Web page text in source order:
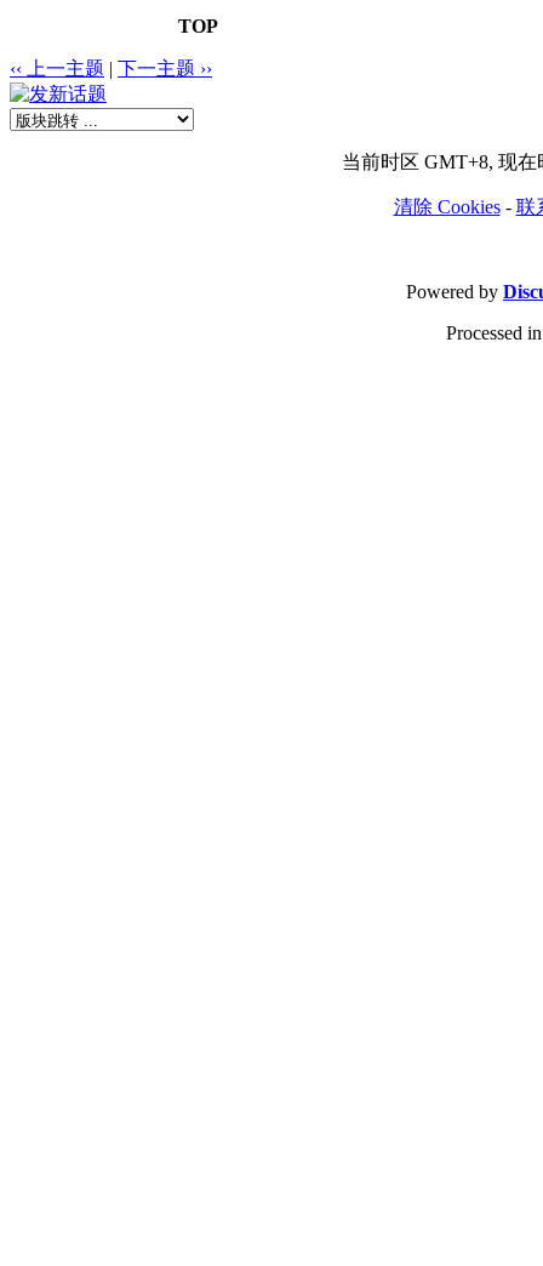
TOP
‹‹ 上一主题 | 下一主题 ››
当前时区 GMT+8, 现在
清除 Cookies- 联
Powered by
Processed